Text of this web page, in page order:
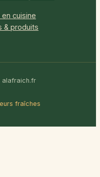
cuisine
& produits
alafraich.fr
fraîches